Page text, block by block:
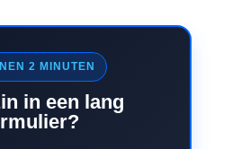
2 MINUTEN
in een lang